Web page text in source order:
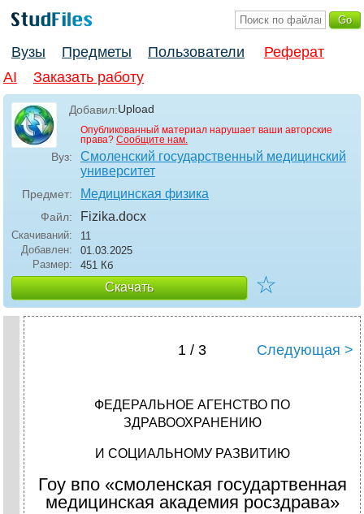
Вузы Предметы Пользователи
Реферат
AI
Заказать работу
Добавил:Upload
Опубликованный материал нарушает ваши авторские
права? Сообщите нам.
Вуз:
Смоленский государственный медицинский
университет
Предмет: Медицинская физика
Файл: Fizika.docx
Скачиваний:
11
Добавлен:
01.03.2025
Размер:
451 Кб
Скачать ☆
1 / 3 Следующая >
ФЕДЕРАЛЬНОЕ АГЕНСТВО ПО
ЗДРАВООХРАНЕНИЮ
И СОЦИАЛЬНОМУ РАЗВИТИЮ
Гоу впо «смоленская государтвенная
медицинская академия росздрава»